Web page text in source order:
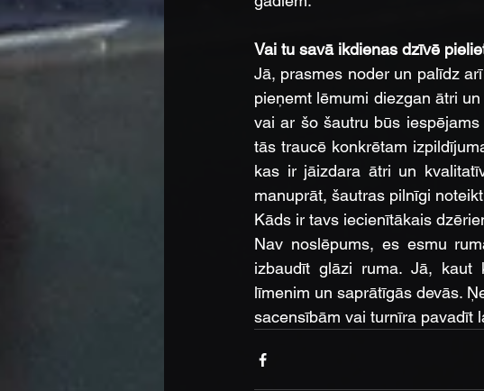
Vai tu savā ikdienas dzīvē
Jā, prasmes noder un palīdz
pieņemt lēmumi diezgan ātri
vai ar šo šautru būs
tās traucē konkrētam
kas ir jāizdara ātri un
manuprāt, šautras pilnīgi
Kāds ir tavs iecienītākais
Nav noslēpums, es esmu
izbaudīt glāzi ruma. Jā, kaut
līmenim un saprātīgās devās.
sacensībām vai turnīra pavadīt